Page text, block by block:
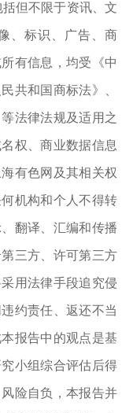
但不限于资讯、文
、标识、广告、商
有信息，均受《中
共和国商标法》、
法律法规及适用之
权、商业数据信息
有色网及其相关权
机构和个人不得转
翻译、汇编和传播
三方、许可第三方
用法律手段追究侵
约责任、返还不当
报告中的观点是基
小组综合评估后得
险自负，本报告并